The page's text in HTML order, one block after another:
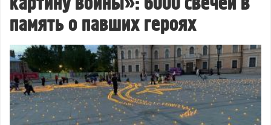
память о павших героях